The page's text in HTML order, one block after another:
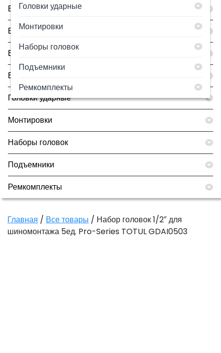
Головки ударные
Монтировки
Наборы головок
Подъемники
Ремкомплекты
Балансировочные станки
Борторасширители
Все товары
Вулканизаторы
Головки ударные
Монтировки
Наборы головок
Подъемники
Ремкомплекты
Главная / Все товары / Набор головок 1/2″ для
шиномонтажа 5ед. Pro-Series TOTUL GDAI0503